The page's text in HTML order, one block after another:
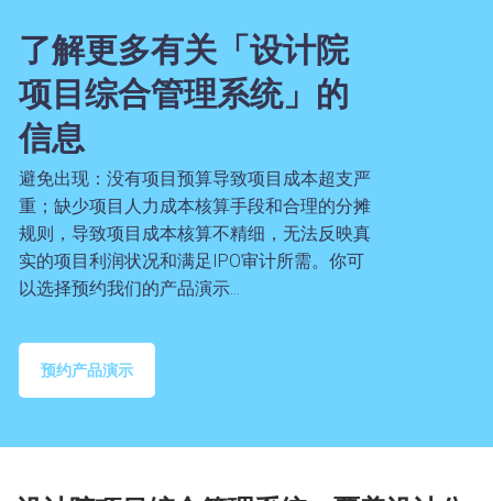
了解更多有关「设计院
项目综合管理系统」的
信息
避免出现：没有项目预算导致项目成本超支严
重；缺少项目人力成本核算手段和合理的分摊
规则，导致项目成本核算不精细，无法反映真
实的项目利润状况和满足IPO审计所需。你可
以选择预约我们的产品演示...
预约产品演示